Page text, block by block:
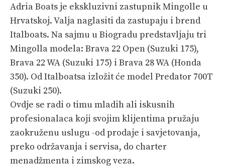
Adria Boats je ekskluzivni zastupnik Mingolle u
Hrvatskoj. Valja naglasiti da zastupaju i brend
Italboats. Na sajmu u Biogradu predstavljaju tri
Mingolla modela: Brava 22 Open (Suzuki 175),
Brava 22 WA (Suzuki 175) i Brava 28 WA (Honda
350). Od Italboatsa izložit će model Predator 700T
(Suzuki 250).
Ovdje se radi o timu mladih ali iskusnih
profesionalaca koji svojim klijentima pružaju
zaokruženu uslugu -od prodaje i savjetovanja,
preko održavanja i servisa, do charter
menadžmenta i zimskog veza.